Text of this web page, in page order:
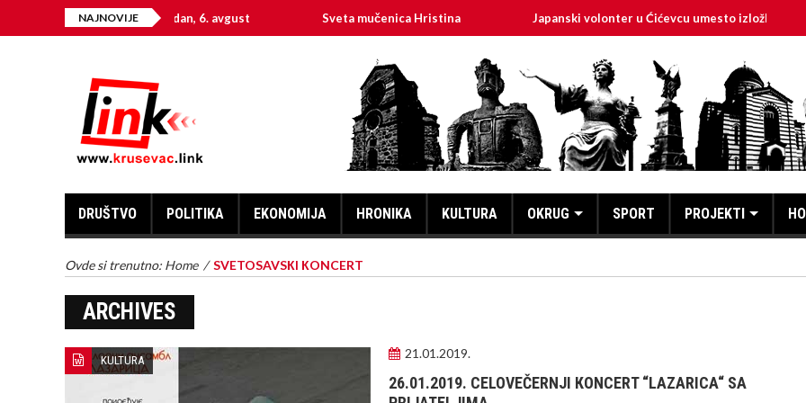
NAJNOVIJE
Na današnji dan, 6. avgust Sveta mučenica Hristina Japanski volonter u Ćićevcu umesto izložbe mira
DRUŠTVO POLITIKA EKONOMIJA HRONIKA KULTURA OKRUG SPORT PROJEKTI
Ovde si trenutno: Home /SVETOSAVSКI КONCERT
ARCHIVES
KULTURA 21.01.2019.
26.01.2019. CELOVEČERNJI КONCERT “LAZARICA“ SA